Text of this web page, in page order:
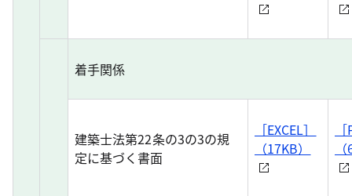
着手関係
建築士法第22条の3の3の規
定に基づく書面
［EXCEL］
（17KB）